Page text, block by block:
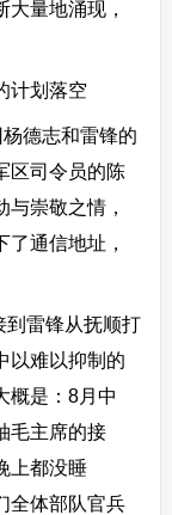
量地涌现，
划落空
德志和雷锋的
区司令员的陈
崇敬之情，
通信地址，
雷锋从抚顺打
以难以抑制的
概是：8月中
毛主席的接
上都没睡
全体部队官兵